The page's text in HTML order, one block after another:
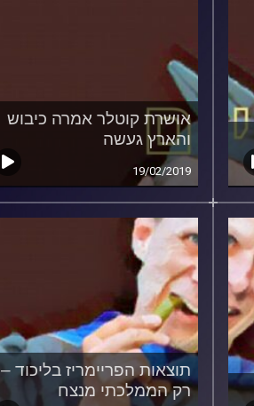
אושרת קוטלר אמרה כיבוש
והארץ געשה
19/02/2019
תוצאות הפריימריז בליכוד –
רק הממלכתי מנצח